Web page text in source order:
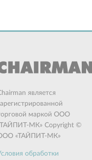
является
маркой ООО
МК» Copyright ©
«ТАЙПИТ-МК»
обработки